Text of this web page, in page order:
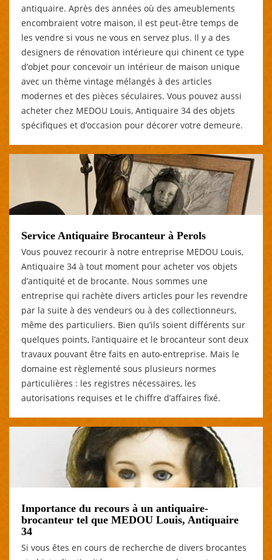
antiquaire. Après des années où des ameublements
encombraient votre maison, il est peut-être temps de
les vendre si vous ne vous en servez plus. Il y a des
designers de rénovation intérieure qui chinent ce type
d’objet pour concevoir un intérieur de maison unique
avec un thème vintage mélangés à des articles
modernes et des pièces séculaires. Vous pouvez aussi
acheter chez MEDOU Louis, Antiquaire 34 des objets
spécifiques et d’occasion pour décorer votre demeure.
Service Antiquaire Brocanteur à Perols
Vous pouvez recourir à notre entreprise MEDOU Louis,
Antiquaire 34 à tout moment pour acheter vos objets
d’antiquité et de brocante. Nous sommes une
entreprise qui rachète divers articles pour les revendre
par la suite à des vendeurs ou à des collectionneurs,
même des particuliers. Bien qu’ils soient différents sur
quelques points, l’antiquaire et le brocanteur sont deux
travaux pouvant être faits en auto-entreprise. Mais le
domaine est règlementé sous plusieurs normes
particulières : les registres nécessaires, les
autorisations requises et le chiffre d’affaires fixé.
Importance du recours à un antiquaire-
brocanteur tel que MEDOU Louis, Antiquaire
34
Si vous êtes en cours de recherche de divers brocantes